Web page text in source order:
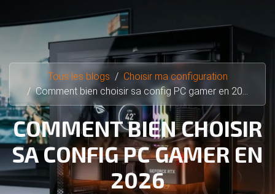
Tous les blogs
Choisir ma configuration
Comment bien choisir sa config PC gamer en 2026
COMMENT BIEN CHOISIR
SA CONFIG PC GAMER EN
2026